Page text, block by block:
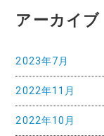
ゲ
シ
ョ
ン
アーカイブ
2023年7月
2022年11月
2022年10月